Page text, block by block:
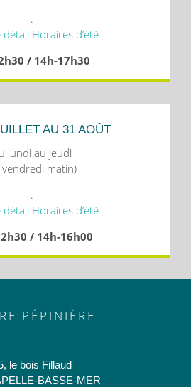
.
détail Horaires d’été
/ 14h-17h30
AU 31 AOÛT
lundi au jeudi
vendredi matin)
.
détail Horaires d’été
/ 14h-16h00
PÉPINIÈRE
le bois Fillaud
BASSE-MER